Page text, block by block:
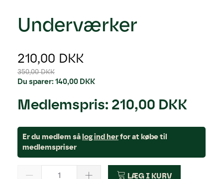
Underværker
210,00 DKK
350,00 DKK
Du sparer: 140,00 DKK
Medlemspris: 210,00 DKK
Er du medlem sålog ind herfor at købe til
medlemspriser
LÆG I KURV